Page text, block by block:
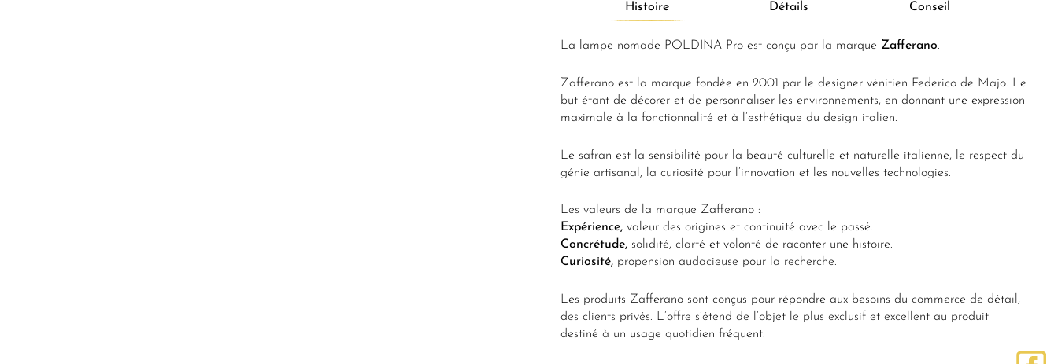
Histoire Détails Conseil
La lampe nomade POLDINA Pro est conçu par la marque Zafferano.
Zafferano est la marque fondée en 2001 par le designer vénitien Federico de Majo. Le
but étant de décorer et de personnaliser les environnements, en donnant une expression
maximale à la fonctionnalité et à l’esthétique du design italien.
Le safran est la sensibilité pour la beauté culturelle et naturelle italienne, le respect du
génie artisanal, la curiosité pour l’innovation et les nouvelles technologies.
Les valeurs de la marque Zafferano :
Expérience, valeur des origines et continuité avec le passé.
Concrétude, solidité, clarté et volonté de raconter une histoire.
Curiosité, propension audacieuse pour la recherche.
Les produits Zafferano sont conçus pour répondre aux besoins du commerce de détail,
des clients privés. L’offre s’étend de l’objet le plus exclusif et excellent au produit
destiné à un usage quotidien fréquent.